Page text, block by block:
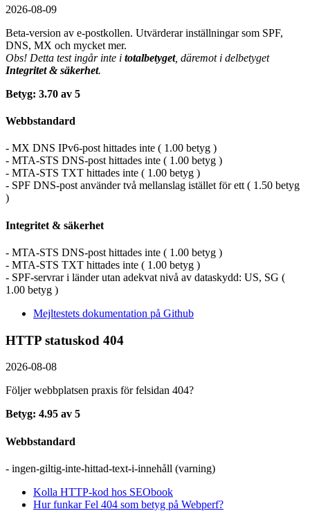
2026-08-09
Beta-version av e-postkollen. Utvärderar inställningar som SPF,
DNS, MX och mycket mer.
Obs! Detta test ingår inte i totalbetyget, däremot i delbetyget
Integritet & säkerhet.
Betyg: 3.70 av 5
Webbstandard
- MX DNS IPv6-post hittades inte ( 1.00 betyg )
- MTA-STS DNS-post hittades inte ( 1.00 betyg )
- MTA-STS TXT hittades inte ( 1.00 betyg )
- SPF DNS-post använder två mellanslag istället för ett ( 1.50 betyg
)
Integritet & säkerhet
- MTA-STS DNS-post hittades inte ( 1.00 betyg )
- MTA-STS TXT hittades inte ( 1.00 betyg )
- SPF-servrar i länder utan adekvat nivå av dataskydd: US, SG (
1.00 betyg )
Mejltestets dokumentation på Github
HTTP statuskod 404
2026-08-08
Följer webbplatsen praxis för felsidan 404?
Betyg: 4.95 av 5
Webbstandard
- ingen-giltig-inte-hittad-text-i-innehåll (varning)
Kolla HTTP-kod hos SEObook
Hur funkar Fel 404 som betyg på Webperf?